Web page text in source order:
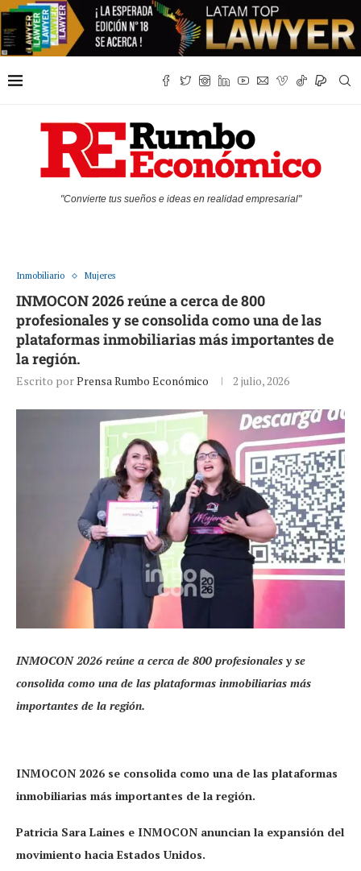
"Convierte tus sueños e ideas en realidad empresarial"
Inmobiliario Mujeres
INMOCON 2026 reúne a cerca de 800
profesionales y se consolida como una de las
plataformas inmobiliarias más importantes de
la región.
Escrito porPrensa Rumbo Económico 2 julio, 2026
INMOCON 2026 reúne a cerca de 800 profesionales y se
consolida como una de las plataformas inmobiliarias más
importantes de la región.
INMOCON 2026 se consolida como una de las plataformas
inmobiliarias más importantes de la región.
Patricia Sara Laines e INMOCON anuncian la expansión del
movimiento hacia Estados Unidos.